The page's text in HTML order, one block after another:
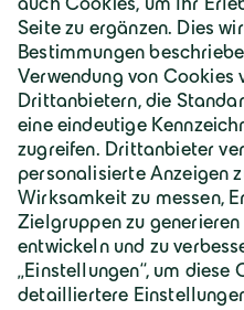
Deutschland | Deutsch
Geiger Gruppe
Über Geiger